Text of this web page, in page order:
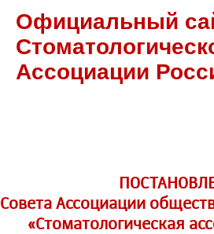
Официальный
Ассоциации
Совета Ассоциации
«Стоматологическая